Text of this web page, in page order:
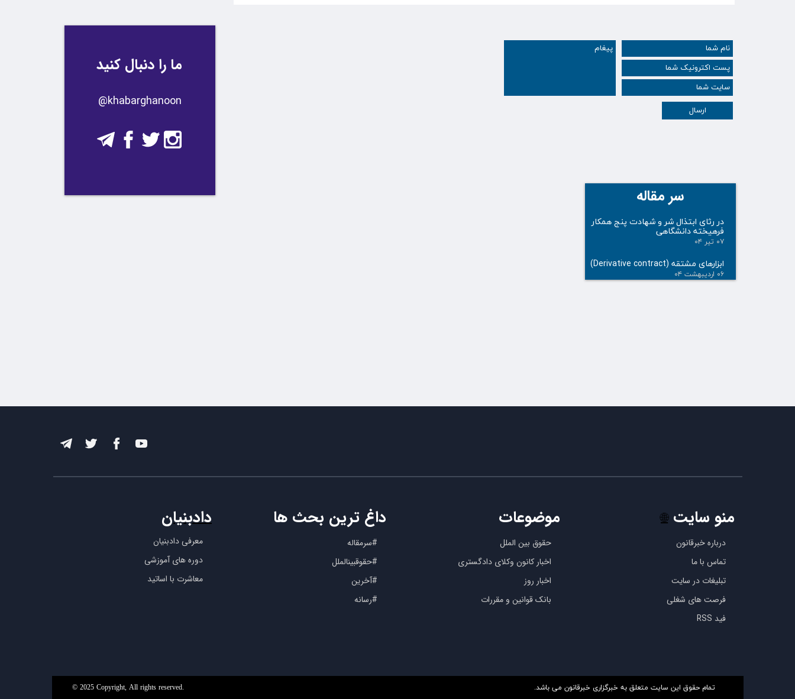
ارسال
سر مقاله
در رثای ابتذال شر و شهادت پنج همکار
فرهیخته دانشگاهی
۰۷ تیر ۰۴
ابزارهای مشتقه (Derivative contract)
۰۶ اردیبهشت ۰۴
​​@khabarghanoon
ما را دنبال کنید
درباره خبرقانون
تماس با ما
تبلیغات در سایت
فرصت های شغلی
فید RSS
منو سایت 🌐
معرفی دادبنیان
دوره های آموزشی
معاشرت با اساتید
دادبنیان
حقوق بین الملل
اخبار کانون وکلای دادگستری
اخبار روز
بانک قوانین و مقررات
موضوعات
#سرمقاله
#حقوقبینالملل
#آخرین
#رسانه
داغ ترین بحث ها
تمام حقوق این سایت متعلق به خبرگزاری خبرقانون می باشد. © 2025 Copyright, All rights reserved.